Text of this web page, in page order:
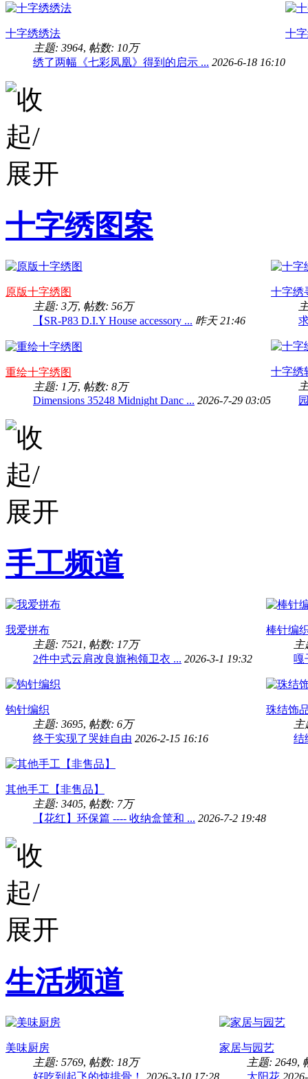
十字绣绣法
主题: 3964, 帖数: 10万
绣了两幅《七彩凤凰》得到的启示 ... 2026-6-18 16:10
十
十字绣图案
原版十字绣图
主题: 3万, 帖数: 56万
【SR-P83 D.I.Y House accessory ... 昨天 21:46
十字绣
重绘十字绣图
主题: 1万, 帖数: 8万
Dimensions 35248 Midnight Danc ... 2026-7-29 03:05
十字绣
手工频道
我爱拼布
主题: 7521, 帖数: 17万
2件中式云肩改良旗袍领卫衣 ... 2026-3-1 19:32
棒针编
主
嘎
钩针编织
主题: 3695, 帖数: 6万
终于实现了哭娃自由 2026-2-15 16:16
珠结饰
主
结
其他手工【非售品】
主题: 3405, 帖数: 7万
【花红】环保篇 ---- 收纳盒筐和 ... 2026-7-2 19:48
生活频道
美味厨房
主题: 5769, 帖数: 18万
好吃到起飞的炖排骨！
2026-3-10 17:28
家居与园艺
主题: 2649,
太阳花